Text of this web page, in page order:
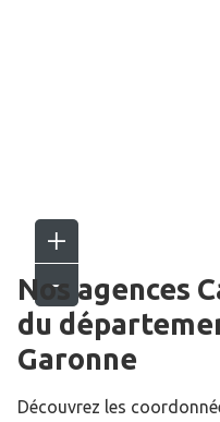
Nos agences
du
Garonne
Découvrez les